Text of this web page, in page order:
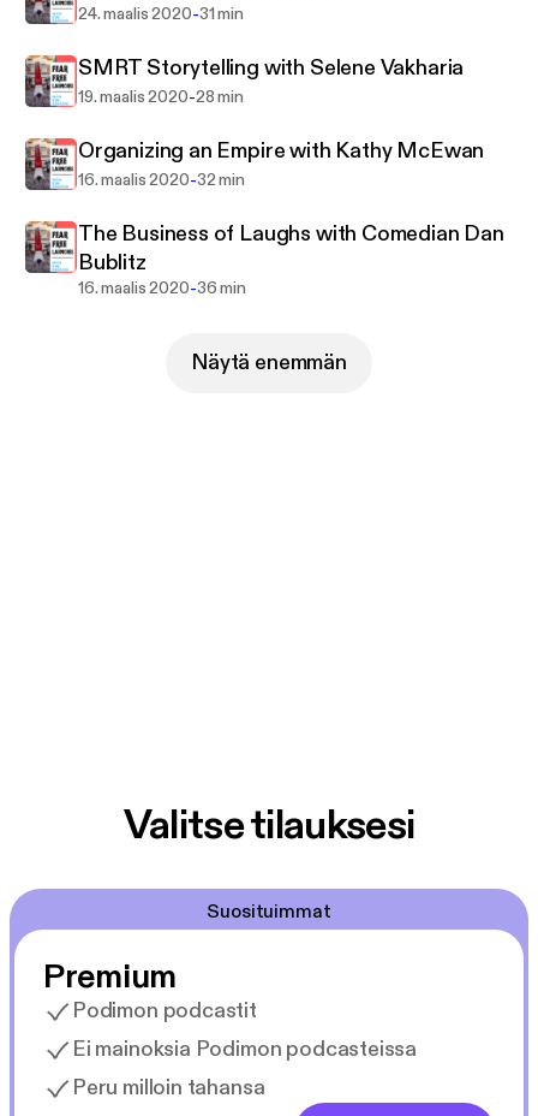
24. maalis 2020-31 min
SMRT Storytelling with Selene Vakharia
19. maalis 2020-28 min
Organizing an Empire with Kathy McEwan
16. maalis 2020-32 min
The Business of Laughs with Comedian Dan
Bublitz
16. maalis 2020-36 min
Näytä enemmän
Valitse tilauksesi
Suosituimmat
Premium
Podimon podcastit
Ei mainoksia Podimon podcasteissa
Peru milloin tahansa